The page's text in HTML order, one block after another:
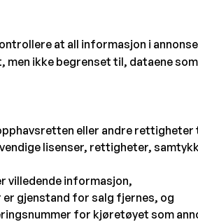
at all informasjon i
ikke begrenset til, dataene
eller andre
lisenser, rettigheter,
villedende informasjon,
er gjenstand for salg fjernes, og
for kjøretøyet som